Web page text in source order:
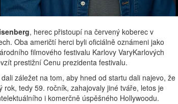
, herec přistoupí na červený koberec v
Oba američtí herci byli oficiálně oznámeni jako
filmového festivalu Karlovy VaryKarlových
prestižní Cenu prezidenta festivalu.
záležet na tom, aby hned od startu dali najevo, že
tedy 59. ročník, zahajovaly jiné tváře, letos je
i komerčně úspěšného Hollywoodu.